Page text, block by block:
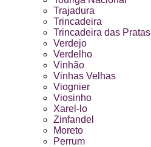
Trajadura
Trincadeira
Trincadeira das Pratas
Verdejo
Verdelho
Vinhão
Vinhas Velhas
Viognier
Viosinho
Xarel-lo
Zinfandel
Moreto
Perrum